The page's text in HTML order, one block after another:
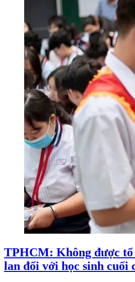
TPHCM: Không được
lan đối với học sinh cuối